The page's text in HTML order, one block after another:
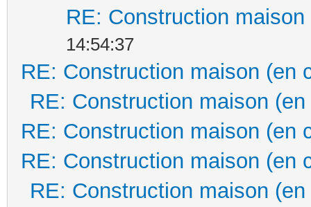
RE: Construction
14:54:37
RE: Construction maison (en
RE: Construction maison
RE: Construction maison (en
RE: Construction maison (en
RE: Construction maison